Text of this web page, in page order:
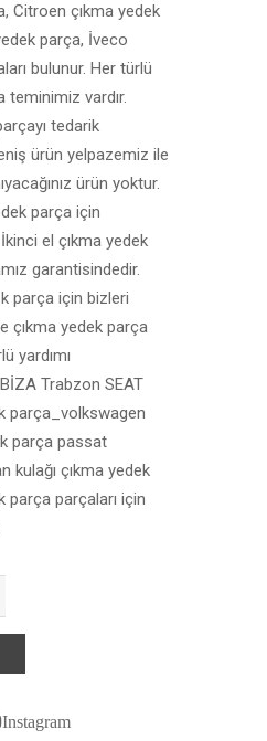
Citroen çıkma yedek
parça, İveco
bulunur. Her türlü
teminimiz vardır.
tedarik
ürün yelpazemiz ile
ürün yoktur.
parça için
el çıkma yedek
garantisindedir.
parça için bizleri
çıkma yedek parça
yardımı
Trabzon SEAT
parça_volkswagen
parça passat
kulağı çıkma yedek
parça parçaları için
Instagram